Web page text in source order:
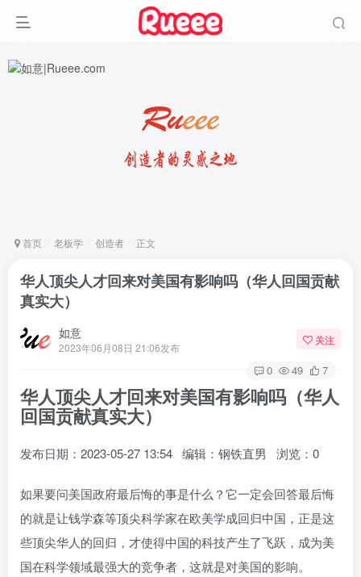
首页 老板学 创造者 正文
华人顶尖人才回来对美国有影响吗（华人回国贡献
真实大）
如意
2023年06月08日 21:06发布
关注
0 49 7
华人顶尖人才回来对美国有影响吗（华人
回国贡献真实大）
发布日期：2023-05-27 13:54 编辑：钢铁直男 浏览：0
如果要问美国政府最后悔的事是什么？它一定会回答最后悔
的就是让钱学森等顶尖科学家在欧美学成回归中国，正是这
些顶尖华人的回归，才使得中国的科技产生了飞跃，成为美
国在科学领域最强大的竞争者，这就是对美国的影响。